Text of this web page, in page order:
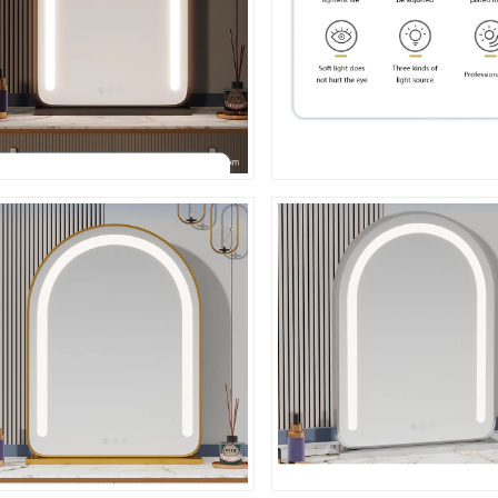
hưởng 10% giảm giá đặt hàng đầu tiên
đăng ký nhận email và tin nhắn*